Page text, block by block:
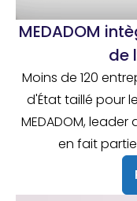
MEDADOM
de
Moins de 120
d'État taillé pour
MEDADOM,
en fait